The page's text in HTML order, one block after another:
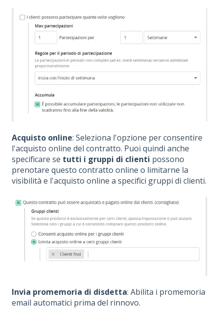
Acquisto online: Seleziona l'opzione per consentire
l'acquisto online del contratto. Puoi quindi anche
specificare se tutti i gruppi di clienti possono
prenotare questo contratto online o limitarne la
visibilità e l'acquisto online a specifici gruppi di clienti.
Invia promemoria di disdetta: Abilita i promemoria
email automatici prima del rinnovo.